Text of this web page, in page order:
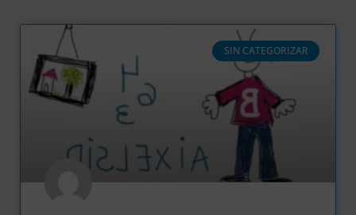
SIN CATEGORIZAR